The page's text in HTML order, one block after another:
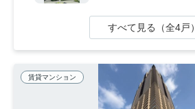
すべて見る（全4戸）
賃貸マンション